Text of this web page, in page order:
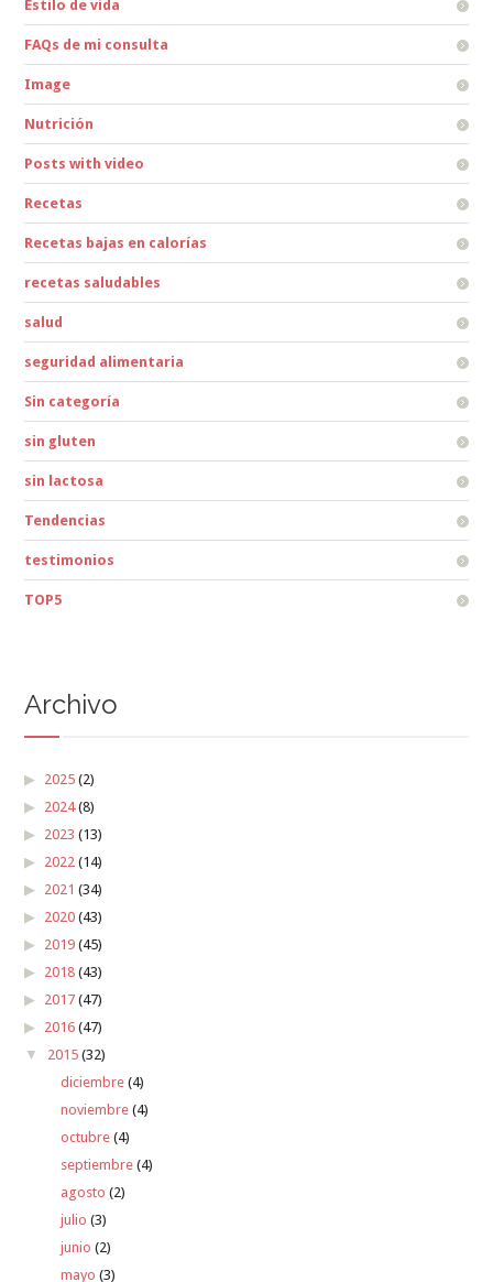
Estilo de vida
FAQs de mi consulta
Image
Nutrición
Posts with video
Recetas
Recetas bajas en calorías
recetas saludables
salud
seguridad alimentaria
Sin categoría
sin gluten
sin lactosa
Tendencias
testimonios
TOP5
Archivo
2025 (2)
2024(8)
2023 (13)
2022 (14)
2021 (34)
2020 (43)
2019 (45)
2018 (43)
2017 (47)
2016 (47)
2015 (32)
diciembre(4)
noviembre(4)
octubre(4)
septiembre(4)
agosto (2)
julio (3)
junio (2)
mayo (3)